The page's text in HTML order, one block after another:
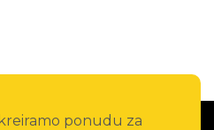
ponudu za